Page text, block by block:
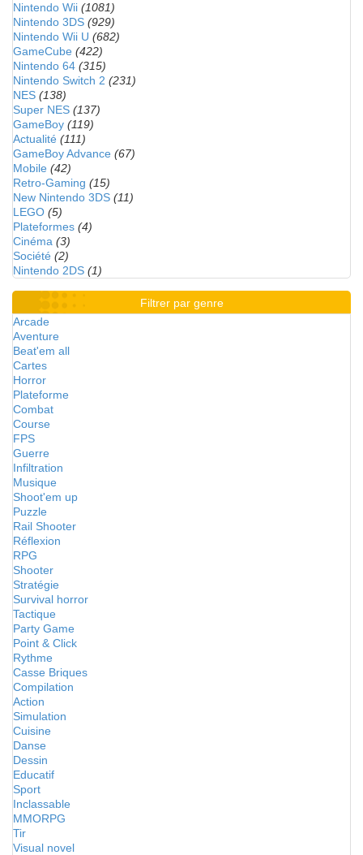
Nintendo Wii (1081)
Nintendo 3DS (929)
Nintendo Wii U (682)
GameCube (422)
Nintendo 64 (315)
Nintendo Switch 2 (231)
NES (138)
Super NES (137)
GameBoy (119)
Actualité (111)
GameBoy Advance (67)
Mobile (42)
Retro-Gaming (15)
New Nintendo 3DS (11)
LEGO (5)
Plateformes (4)
Cinéma (3)
Société (2)
Nintendo 2DS (1)
Filtrer par genre
Arcade
Aventure
Beat'em all
Cartes
Horror
Plateforme
Combat
Course
FPS
Guerre
Infiltration
Musique
Shoot'em up
Puzzle
Rail Shooter
Réflexion
RPG
Shooter
Stratégie
Survival horror
Tactique
Party Game
Point & Click
Rythme
Casse Briques
Compilation
Action
Simulation
Cuisine
Danse
Dessin
Educatif
Sport
Inclassable
MMORPG
Tir
Visual novel